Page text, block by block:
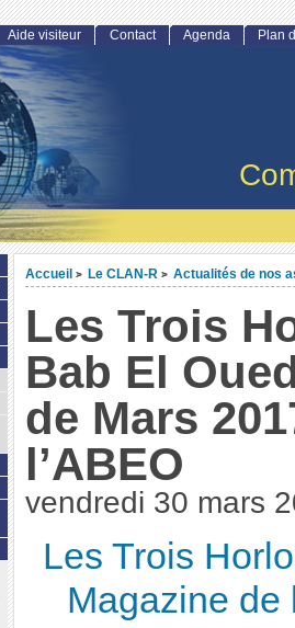
Accueil > Le CLAN-R > Actualités de nos
Les Trois
Bab El
de Mars
l’ABEO
vendredi 30 mars
Les Trois
Magazine de
Aide visiteur Contact Agenda Plan